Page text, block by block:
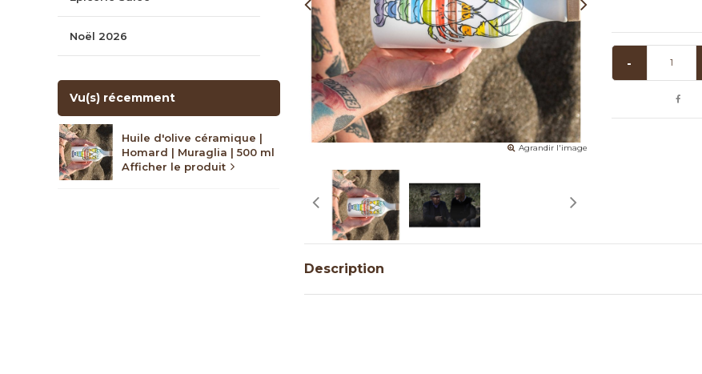
Noël 2026
Vu(s) récemment
Huile d'olive céramique |
Homard | Muraglia | 500 ml
Afficher le produit
Agrandir l'image
-
Description